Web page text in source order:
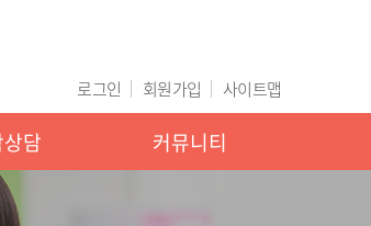
로그인 회원가입 사이트맵
담 커뮤니티